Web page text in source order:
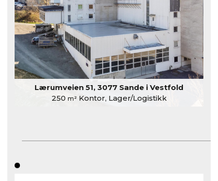
Lærumveien 51, 3077 Sande i Vestfold
250 m²Kontor, Lager/Logistikk